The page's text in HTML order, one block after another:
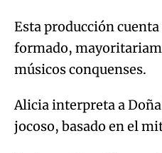
Esta producción
formado,
músicos conquenses.
Alicia interpreta a
jocoso, basado en el